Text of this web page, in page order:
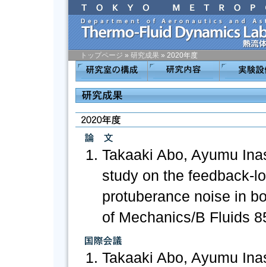
コ
ン
テ
ン
Takaaki Abo, Ayumu
study on the feedback-
protuberance noise in
of Mechanics/B Fluids
Takaaki Abo, Ayumu
トップページ » 研究成果 » 2020年度